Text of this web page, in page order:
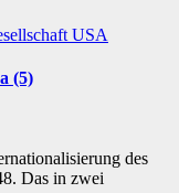
USA
(5)
des
Das in zwei